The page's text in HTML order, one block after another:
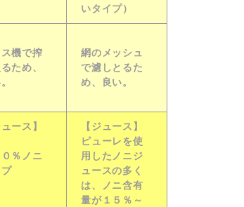
いタイプ）
機で搾
ため、
網のメッシュ
で濾しとるた
め、良い。
ュース】
％ ノニ
【ジュース】
ピューレを使
用したノニジ
ュースの多く
は、ノニ含有
量が１５％～